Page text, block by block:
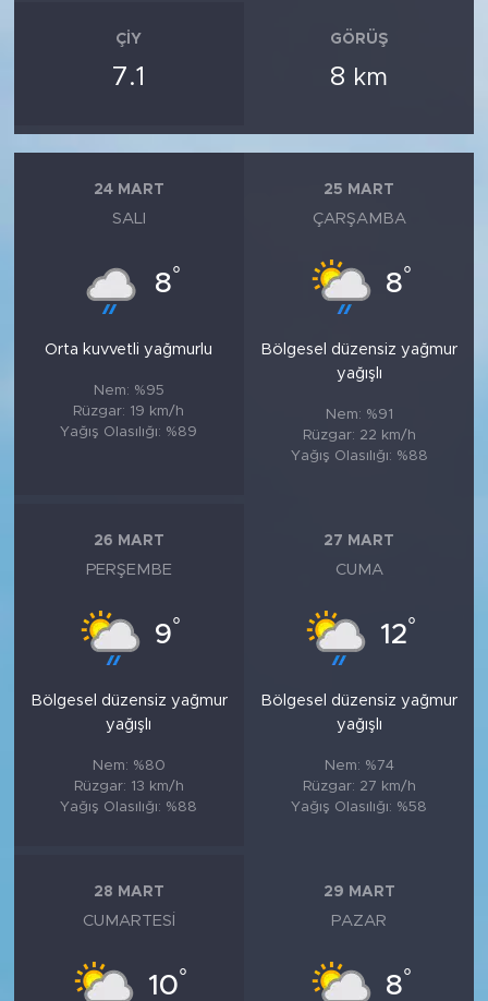
ÇIY
7.1
GÖRÜŞ
8 km
24 MART
SALI
8°
Orta kuvvetli yağmurlu
Nem: %95
Rüzgar: 19 km/h
Yağış Olasılığı: %89
25 MART
ÇARŞAMBA
8°
Bölgesel düzensiz yağmur
yağışlı
Nem: %91
Rüzgar: 22 km/h
Yağış Olasılığı: %88
26 MART
PERŞEMBE
9°
Bölgesel düzensiz yağmur
yağışlı
Nem: %80
Rüzgar: 13 km/h
Yağış Olasılığı: %88
27 MART
CUMA
12°
Bölgesel düzensiz yağmur
yağışlı
Nem: %74
Rüzgar: 27 km/h
Yağış Olasılığı: %58
28 MART
CUMARTESI
10°
29 MART
PAZAR
8°